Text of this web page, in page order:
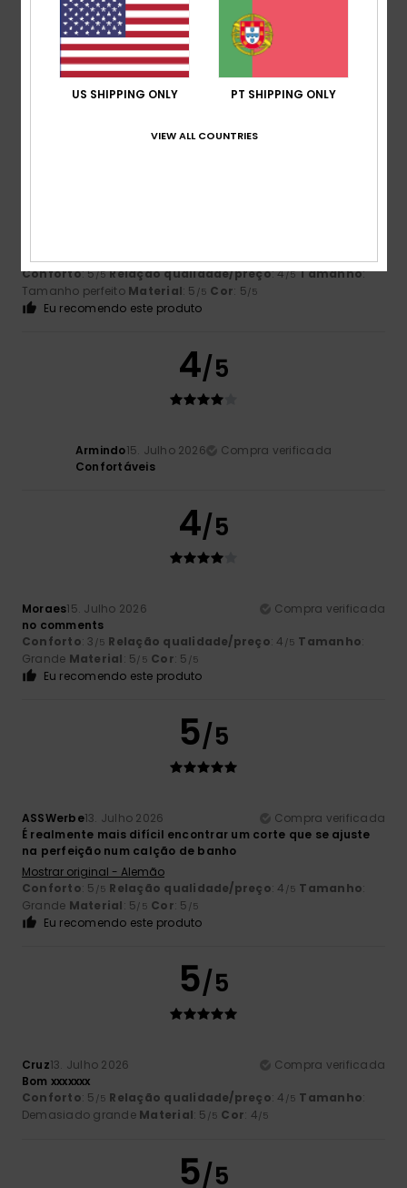
5/5
Mostrar original - Alemão
Conforto: 5/5 Relação qualidade/preço: 4/5 Tamanho:
Tamanho perfeito Material: 5 /5 Cor: 5/5
Eu recomendo este produto
4/5
Armindo15. Julho 2026
Compra verificada
Confortáveis
4/5
Moraes15. Julho 2026
Compra verificada
no comments
Conforto: 3 /5 Relação qualidade/preço: 4 /5 Tamanho:
Grande Material: 5/5 Cor: 5 /5
Eu recomendo este produto
5/5
ASSWerbe13. Julho 2026
Compra verificada
É realmente mais difícil encontrar um corte que se ajuste
na perfeição num calção de banho
Mostrar original - Alemão
Conforto: 5 /5 Relação qualidade/preço: 4 /5 Tamanho:
Grande Material: 5/5 Cor: 5 /5
Eu recomendo este produto
5/5
Cruz13. Julho 2026
Compra verificada
Bom xxxxxxx
Conforto: 5 /5 Relação qualidade/preço: 4 /5 Tamanho:
Demasiado grande Material: 5 /5 Cor: 4/5
5/5
US SHIPPING ONLY PT SHIPPING ONLY
VIEW ALL COUNTRIES